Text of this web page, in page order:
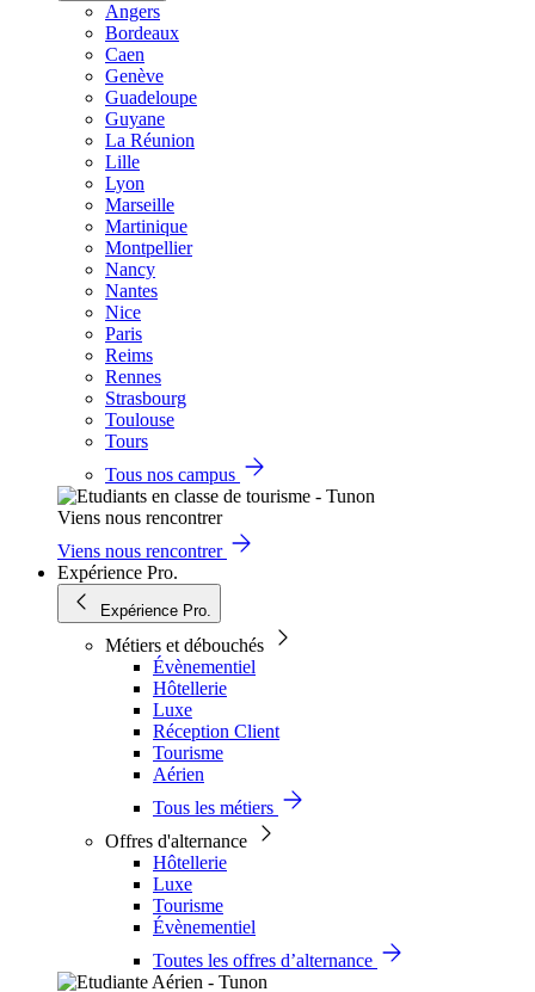
Angers
Bordeaux
Caen
Genève
Guadeloupe
Guyane
La Réunion
Lille
Lyon
Marseille
Martinique
Montpellier
Nancy
Nantes
Nice
Paris
Reims
Rennes
Strasbourg
Toulouse
Tours
Tous nos campus
Viens nous rencontrer
Viens nous rencontrer
Expérience Pro.
Expérience Pro.
Métiers et débouchés
Évènementiel
Hôtellerie
Luxe
Réception Client
Tourisme
Aérien
Tous les métiers
Offres d'alternance
Hôtellerie
Luxe
Tourisme
Évènementiel
Toutes les offres d’alternance